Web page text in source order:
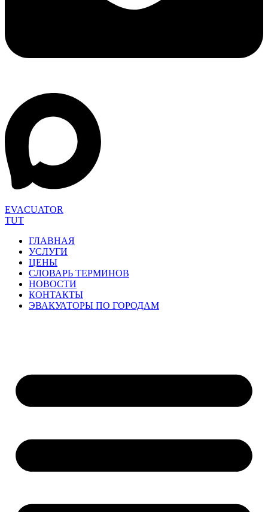
EVACUATOR
TUT
ГЛАВНАЯ
УСЛУГИ
ЦЕНЫ
СЛОВАРЬ ТЕРМИНОВ
НОВОСТИ
КОНТАКТЫ
ЭВАКУАТОРЫ ПО ГОРОДАМ